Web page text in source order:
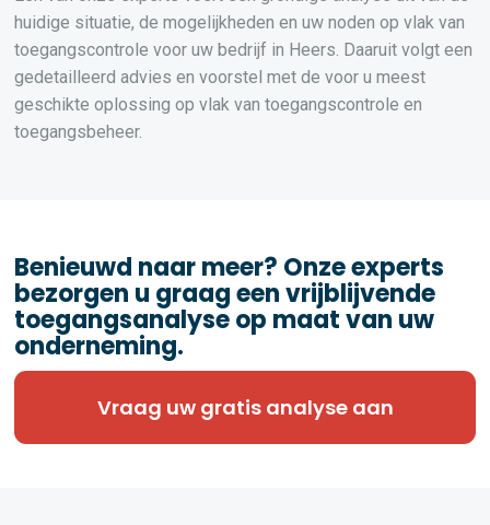
huidige situatie, de mogelijkheden en uw noden op vlak van
toegangscontrole voor uw bedrijf in Heers. Daaruit volgt een
gedetailleerd advies en voorstel met de voor u meest
geschikte oplossing op vlak van toegangscontrole en
toegangsbeheer.
Benieuwd naar meer? Onze experts
bezorgen u graag een vrijblijvende
toegangsanalyse op maat van uw
onderneming.
Vraag uw gratis analyse aan